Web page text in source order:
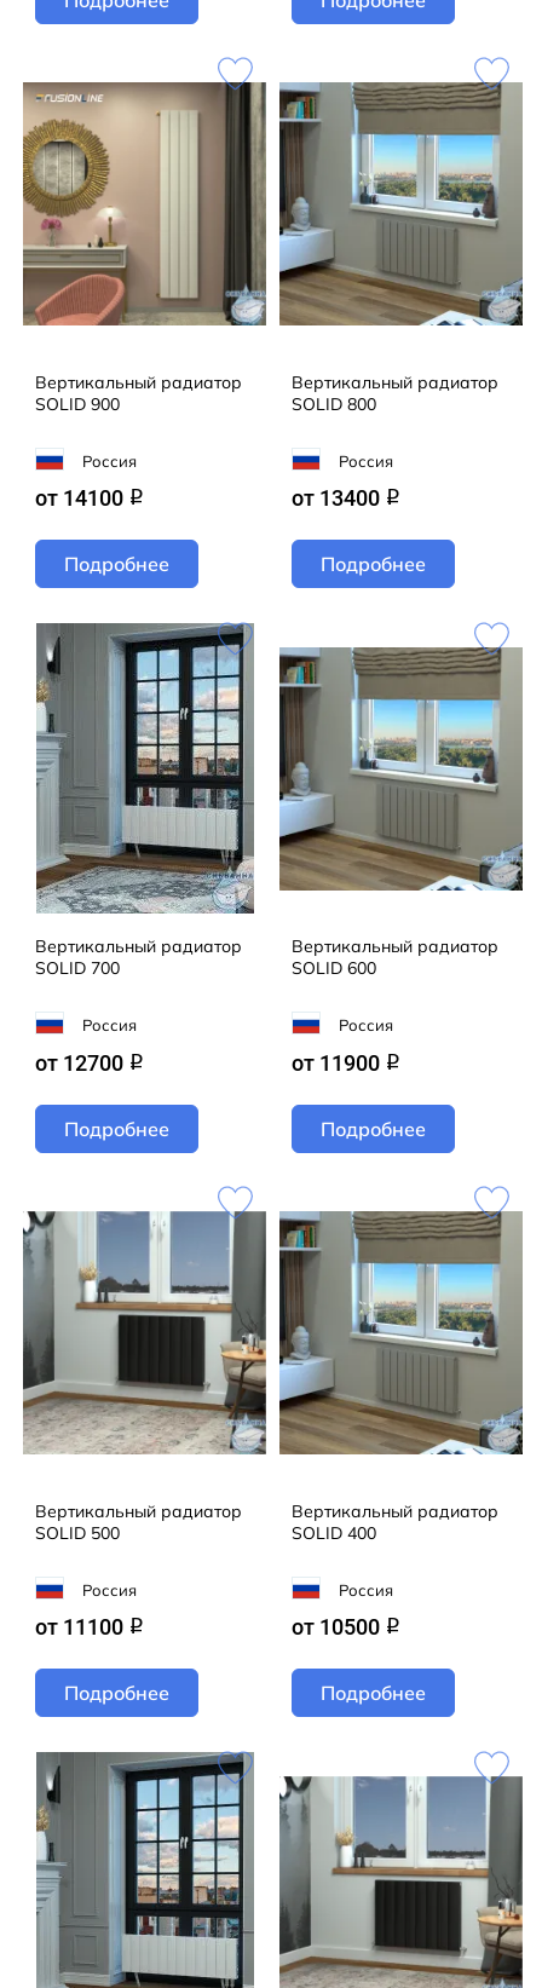
Вертикальный радиатор
SOLID 900
Россия
от 14100 q
Подробнее
Вертикальный радиатор
SOLID 800
Россия
от 13400 q
Подробнее
Вертикальный радиатор
SOLID 700
Россия
от 12700 q
Подробнее
Вертикальный радиатор
SOLID 600
Россия
от 11900 q
Подробнее
Вертикальный радиатор
SOLID 500
Россия
от 11100 q
Подробнее
Вертикальный радиатор
SOLID 400
Россия
от 10500 q
Подробнее